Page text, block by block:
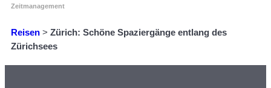
Zeitmanagement
Reisen > Zürich: Schöne Spaziergänge entlang des
Zürichsees